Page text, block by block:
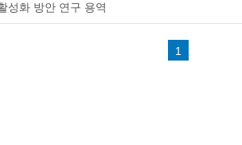
성화 방안 연구 용역
1